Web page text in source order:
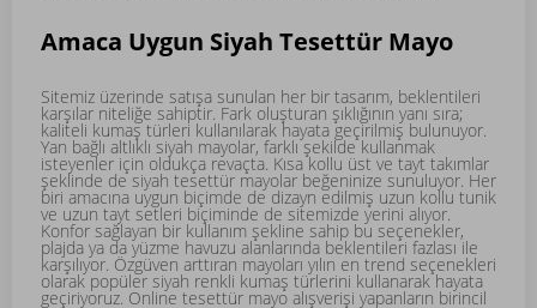
Amaca Uygun Siyah Tesettür Mayo
Sitemiz üzerinde satışa sunulan her bir tasarım, beklentileri
karşılar niteliğe sahiptir. Fark oluşturan şıklığının yanı sıra;
kaliteli kumaş türleri kullanılarak hayata geçirilmiş bulunuyor.
Yan bağlı altlıklı siyah mayolar, farklı şekilde kullanmak
isteyenler için oldukça revaçta. Kısa kollu üst ve tayt takımlar
şeklinde de siyah tesettür mayolar beğeninize sunuluyor. Her
biri amacına uygun biçimde de dizayn edilmiş uzun kollu tunik
ve uzun tayt setleri biçiminde de sitemizde yerini alıyor.
Konfor sağlayan bir kullanım şekline sahip bu seçenekler,
plajda ya da yüzme havuzu alanlarında beklentileri fazlası ile
karşılıyor. Özgüven arttıran mayoları yılın en trend seçenekleri
olarak popüler siyah renkli kumaş türlerini kullanarak hayata
geçiriyoruz. Online tesettür mayo alışverişi yapanların birincil